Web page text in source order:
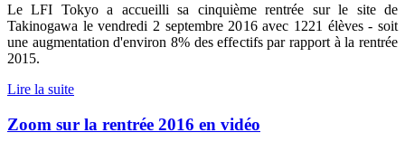
Le LFI Tokyo a accueilli sa cinquième rentrée sur le site de
Takinogawa le vendredi 2 septembre 2016 avec 1221 élèves - soit
une augmentation d'environ 8% des effectifs par rapport à la rentrée
2015.
Lire la suite
Zoom sur la rentrée 2016 en vidéo